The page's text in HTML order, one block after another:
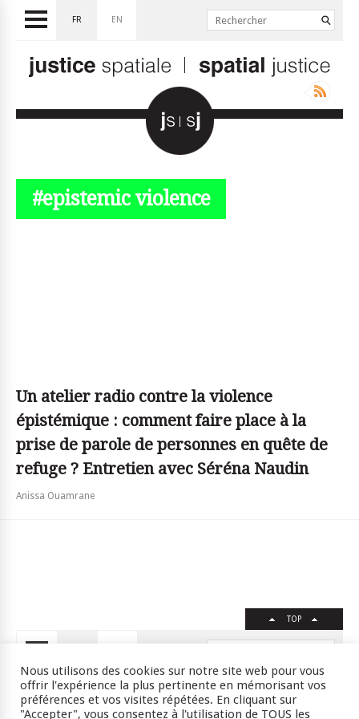
FR EN
#epistemic violence
Un atelier radio contre la violence
épistémique : comment faire place à la
prise de parole de personnes en quête de
refuge ? Entretien avec Séréna Naudin
Anissa Ouamrane
TOP
Crédits RSS Plan du site
Nous utilisons des cookies sur notre site web pour vous
offrir l'expérience la plus pertinente en mémorisant vos
préférences et vos visites répétées. En cliquant sur
"Accepter", vous consentez à l'utilisation de TOUS les